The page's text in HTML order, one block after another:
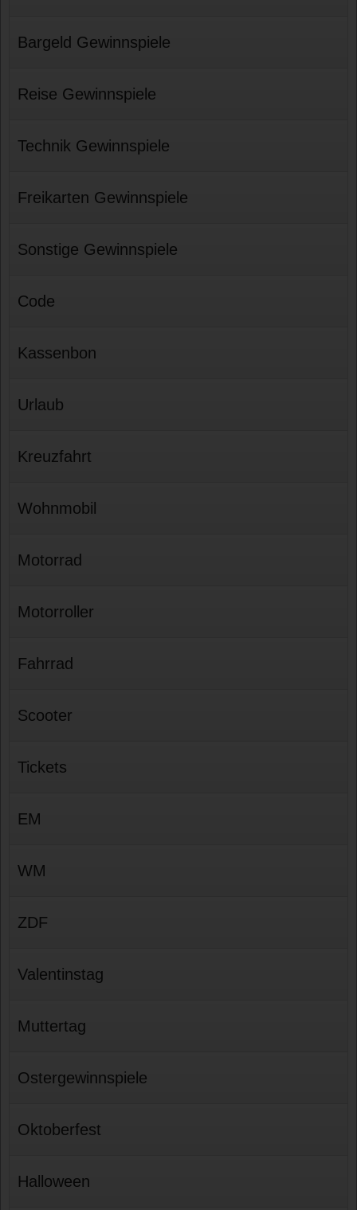
Bargeld Gewinnspiele
Reise Gewinnspiele
Technik Gewinnspiele
Freikarten Gewinnspiele
Sonstige Gewinnspiele
Code
Kassenbon
Urlaub
Kreuzfahrt
Wohnmobil
Motorrad
Motorroller
Fahrrad
Scooter
Tickets
EM
WM
ZDF
Valentinstag
Muttertag
Ostergewinnspiele
Oktoberfest
Halloween